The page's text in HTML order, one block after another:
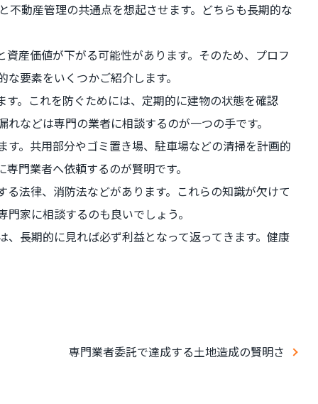
動産管理の共通点を想起させます。どちらも長期的な
産価値が下がる可能性があります。そのため、プロフ
要素をいくつかご紹介します。
。これを防ぐためには、定期的に建物の状態を確認
などは専門の業者に相談するのが一つの手です。
。共用部分やゴミ置き場、駐車場などの清掃を計画的
門業者へ依頼するのが賢明です。
法律、消防法などがあります。これらの知識が欠けて
家に相談するのも良いでしょう。
長期的に見れば必ず利益となって返ってきます。健康
専門業者委託で達成する土地造成の賢明さ